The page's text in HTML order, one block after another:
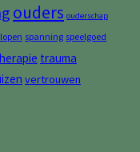
ouders ouderschap
spanning speelgoed
trauma
vertrouwen